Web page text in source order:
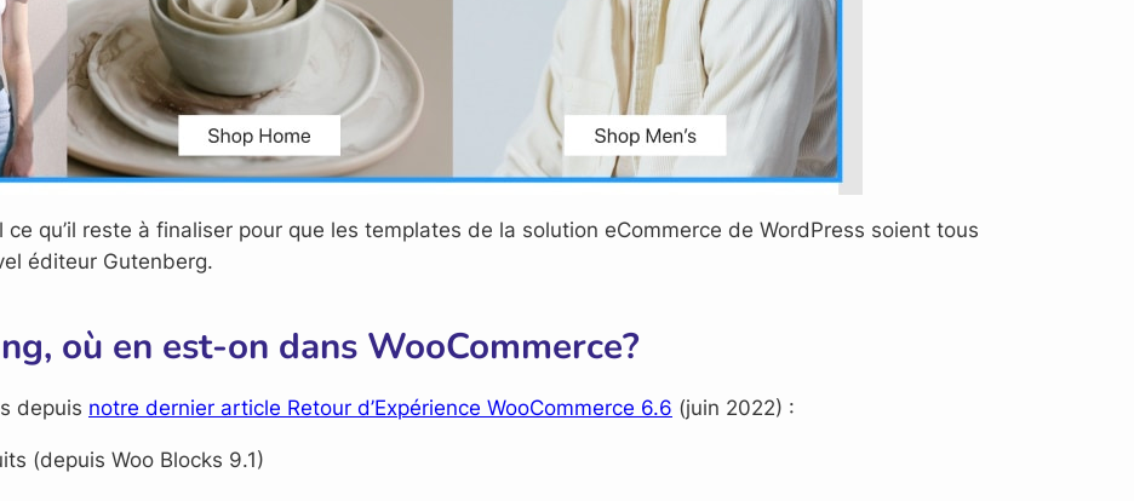
qu’il reste à finaliser pour que les templates de la solution eCommerce de WordPress soient tous
éditeur Gutenberg.
où en est-on dans WooCommerce?
depuis notre dernier article Retour d’Expérience WooCommerce 6.6 (juin 2022) :
(depuis Woo Blocks 9.1)